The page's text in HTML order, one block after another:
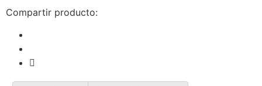
Compartir producto: